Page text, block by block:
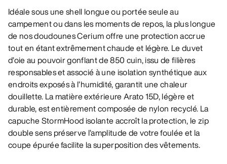
Idéale sous une shell longue ou portée seule au
campement ou dans les moments de repos, la plus longue
de nos doudounes Cerium offre une protection accrue
tout en étant extrêmement chaude et légère. Le duvet
d’oie au pouvoir gonflant de 850 cuin, issu de filières
responsables et associé à une isolation synthétique aux
endroits exposés à l’humidité, garantit une chaleur
douillette. La matière extérieure Arato 15D, légère et
durable, est entièrement composée de nylon recyclé. La
capuche StormHood isolante accroît la protection, le zip
double sens préserve l’amplitude de votre foulée et la
coupe épurée facilite la superposition des vêtements.